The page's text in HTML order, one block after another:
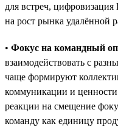
для встреч,
на рост рынка удалённой
• Фокус на командный
взаимодействовать с
чаще формируют
коммуникации и
реакции на смещение
команду как единицу